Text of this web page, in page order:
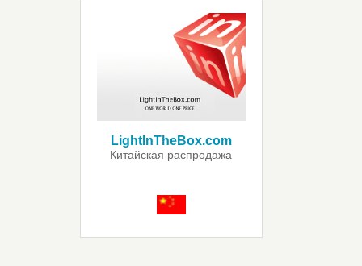
LightInTheBox.com
Китайская распродажа